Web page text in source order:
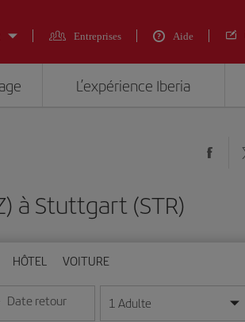
Entreprises Aide
L’expérience Iberia
à Stuttgart (STR)
HÔTEL VOITURE
jour/mois/année
Date retour
la date au format jour/mois/année
1 Adulte